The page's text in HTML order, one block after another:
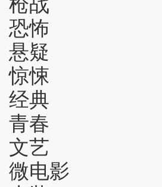
恐怖
悬疑
惊悚
经典
青春
文艺
微电影